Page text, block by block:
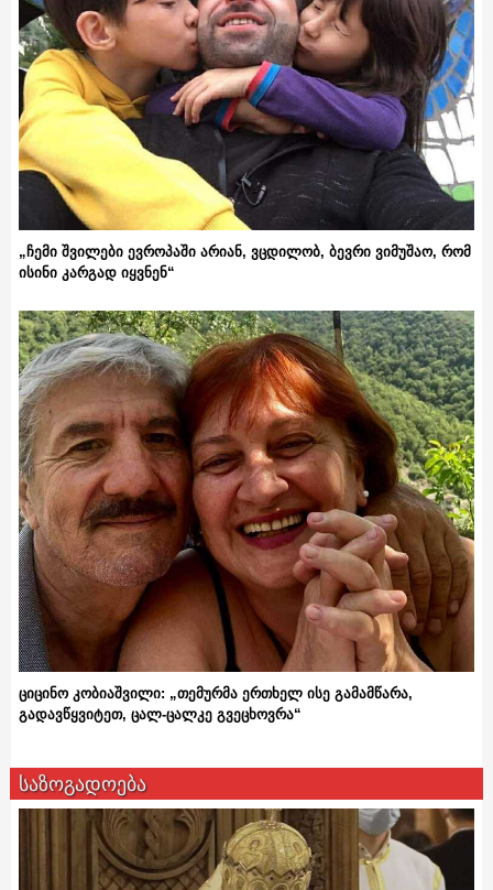
„ჩემი შვილები ევროპაში არიან, ვცდილობ, ბევრი ვიმუშაო, რომ
ისინი კარგად იყვნენ“
ციცინო კობიაშვილი: „თემურმა ერთხელ ისე გამამწარა,
გადავწყვიტეთ, ცალ-ცალკე გვეცხოვრა“
საზოგადოება